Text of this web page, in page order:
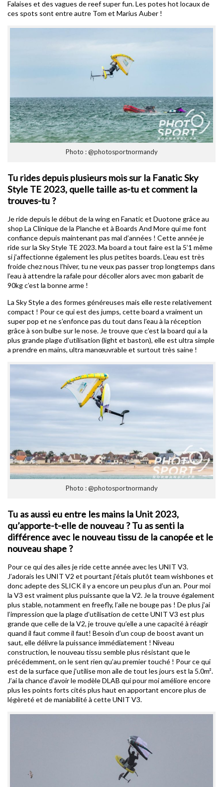
Falaises et des vagues de reef super fun. Les potes hot locaux de
ces spots sont entre autre Tom et Marius Auber !
Photo : @photosportnormandy
Tu rides depuis plusieurs mois sur la Fanatic Sky
Style TE 2023, quelle taille as-tu et comment la
trouves-tu ?
Je ride depuis le début de la wing en Fanatic et Duotone grâce au
shop La Clinique de la Planche et à Boards And More qui me font
confiance depuis maintenant pas mal d’années ! Cette année je
ride sur la Sky Style TE 2023. Ma board a tout faire est la 5’1 même
si j’affectionne également les plus petites boards. L’eau est très
froide chez nous l’hiver, tu ne veux pas passer trop longtemps dans
l’eau à attendre la rafale pour décoller alors avec mon gabarit de
90kg c’est la bonne arme !
La Sky Style a des formes généreuses mais elle reste relativement
compact ! Pour ce qui est des jumps, cette board a vraiment un
super pop et ne s’enfonce pas du tout dans l’eau à la réception
grâce à son bulbe sur le nose. Je trouve que c’est la board qui a la
plus grande plage d’utilisation (light et baston), elle est ultra simple
a prendre en mains, ultra manœuvrable et surtout très saine !
Photo : @photosportnormandy
Tu as aussi eu entre les mains la Unit 2023,
qu’apporte-t-elle de nouveau ? Tu as senti la
différence avec le nouveau tissu de la canopée et le
nouveau shape ?
Pour ce qui des ailes je ride cette année avec les UNIT V3.
J’adorais les UNIT V2 et pourtant j’étais plutôt team wishbones et
donc adepte des SLICK il y a encore un peu plus d’un an. Pour moi
la V3 est vraiment plus puissante que la V2. Je la trouve également
plus stable, notamment en freefly, l’aile ne bouge pas ! De plus j’ai
l’impression que la plage d’utilisation de cette UNIT V3 est plus
grande que celle de la V2, je trouve qu’elle a une capacité à réagir
quand il faut comme il faut! Besoin d’un coup de boost avant un
saut, elle délivre la puissance immédiatement ! Niveau
construction, le nouveau tissu semble plus résistant que le
précédemment, on le sent rien qu’au premier touché ! Pour ce qui
est de la surface que j’utilise mon aile de tout les jours est la 5.0m².
J’ai la chance d’avoir le modèle DLAB qui pour moi améliore encore
plus les points forts cités plus haut en apportant encore plus de
légèreté et de maniabilité à cette UNIT V3.